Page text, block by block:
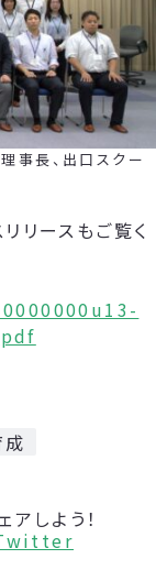
長、出口スクー
リースもご覧く
しよう！